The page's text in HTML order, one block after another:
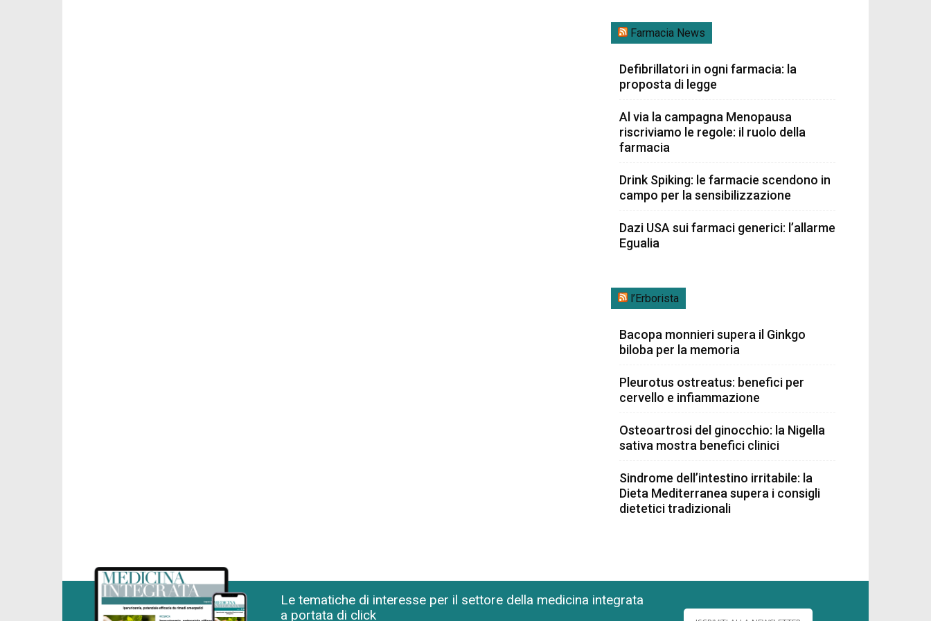
Farmacia News
Defibrillatori in ogni farmacia: la
proposta di legge
Al via la campagna Menopausa
riscriviamo le regole: il ruolo della
farmacia
Drink Spiking: le farmacie scendono in
campo per la sensibilizzazione
Dazi USA sui farmaci generici: l’allarme
Egualia
l’Erborista
Bacopa monnieri supera il Ginkgo
biloba per la memoria
Pleurotus ostreatus: benefici per
cervello e infiammazione
Osteoartrosi del ginocchio: la Nigella
sativa mostra benefici clinici
Sindrome dell’intestino irritabile: la
Dieta Mediterranea supera i consigli
dietetici tradizionali
Le tematiche di interesse per il settore della medicina integrata
a portata di click